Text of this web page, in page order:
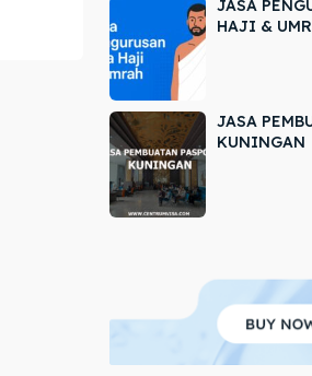
JASA
HAJI &
JASA
KUNINGAN